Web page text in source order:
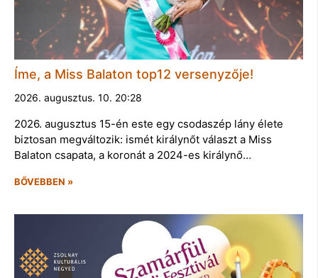
Íme, a Miss Balaton top12 versenyzője!
2026. augusztus. 10. 20:28
2026. augusztus 15-én este egy csodaszép lány élete
biztosan megváltozik: ismét királynőt választ a Miss
Balaton csapata, a koronát a 2024-es királynő…
BŐVEBBEN »